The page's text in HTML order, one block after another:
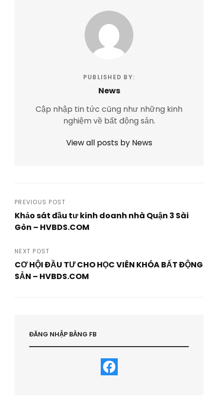
PUBLISHED BY:
News
Cập nhập tin tức cũng như những kinh
nghiệm về bất động sản.
View all posts by News
Post
navigation
PREVIOUS POST
Khảo sát đầu tư kinh doanh nhà Quận 3 Sài
Gòn – HVBDS.COM
Post
NEXT POST
CƠ HỘI ĐẦU TƯ CHO HỌC VIÊN KHÓA BẤT ĐỘNG
SẢN – HVBDS.COM
ĐĂNG NHẬP BẰNG FB